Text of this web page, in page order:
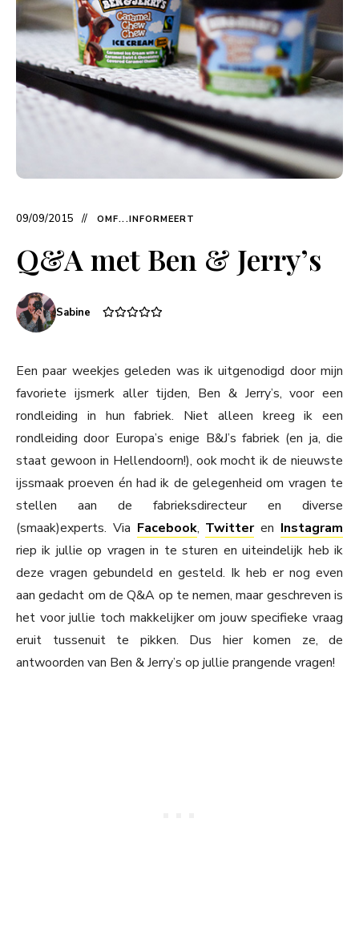
09/09/2015 OMF...INFORMEERT
Q&A met Ben & Jerry’s
Sabine
Een paar weekjes geleden was ik uitgenodigd door mijn
favoriete ijsmerk aller tijden, Ben & Jerry’s, voor een
rondleiding in hun fabriek. Niet alleen kreeg ik een
rondleiding door Europa’s enige B&J’s fabriek (en ja, die
staat gewoon in Hellendoorn!), ook mocht ik de nieuwste
ijssmaak proeven én had ik de gelegenheid om vragen te
stellen aan de fabrieksdirecteur en diverse
(smaak)experts. Via Facebook, Twitteren Instagram
riep ik jullie op vragen in te sturen en uiteindelijk heb ik
deze vragen gebundeld en gesteld. Ik heb er nog even
aan gedacht om de Q&A op te nemen, maar geschreven is
het voor jullie toch makkelijker om jouw specifieke vraag
eruit tussenuit te pikken. Dus hier komen ze, de
antwoorden van Ben & Jerry’s op jullie prangende vragen!